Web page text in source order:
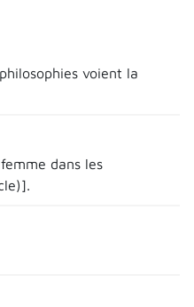
voient la
dans les